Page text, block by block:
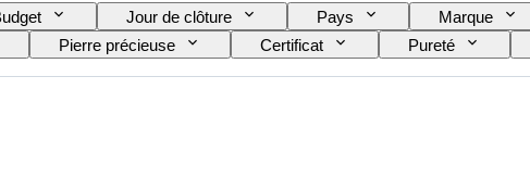
Jour de clôture Pays Marque
Pierre précieuse Certificat Pureté
Taille de l’article Transparence des pierres précieuses